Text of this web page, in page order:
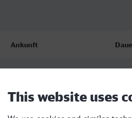
Ankunft
19:34